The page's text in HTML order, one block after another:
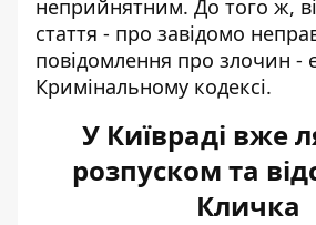
неприйнятним. До того ж,
стаття - про завідомо
повідомлення про злочин -
Кримінальному кодексі.
У Київраді вже
розпуском та
Кличка